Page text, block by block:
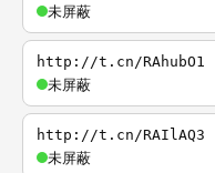
未屏蔽
http://t.cn/RAhubO1
未屏蔽
http://t.cn/RAIlAQ3
未屏蔽